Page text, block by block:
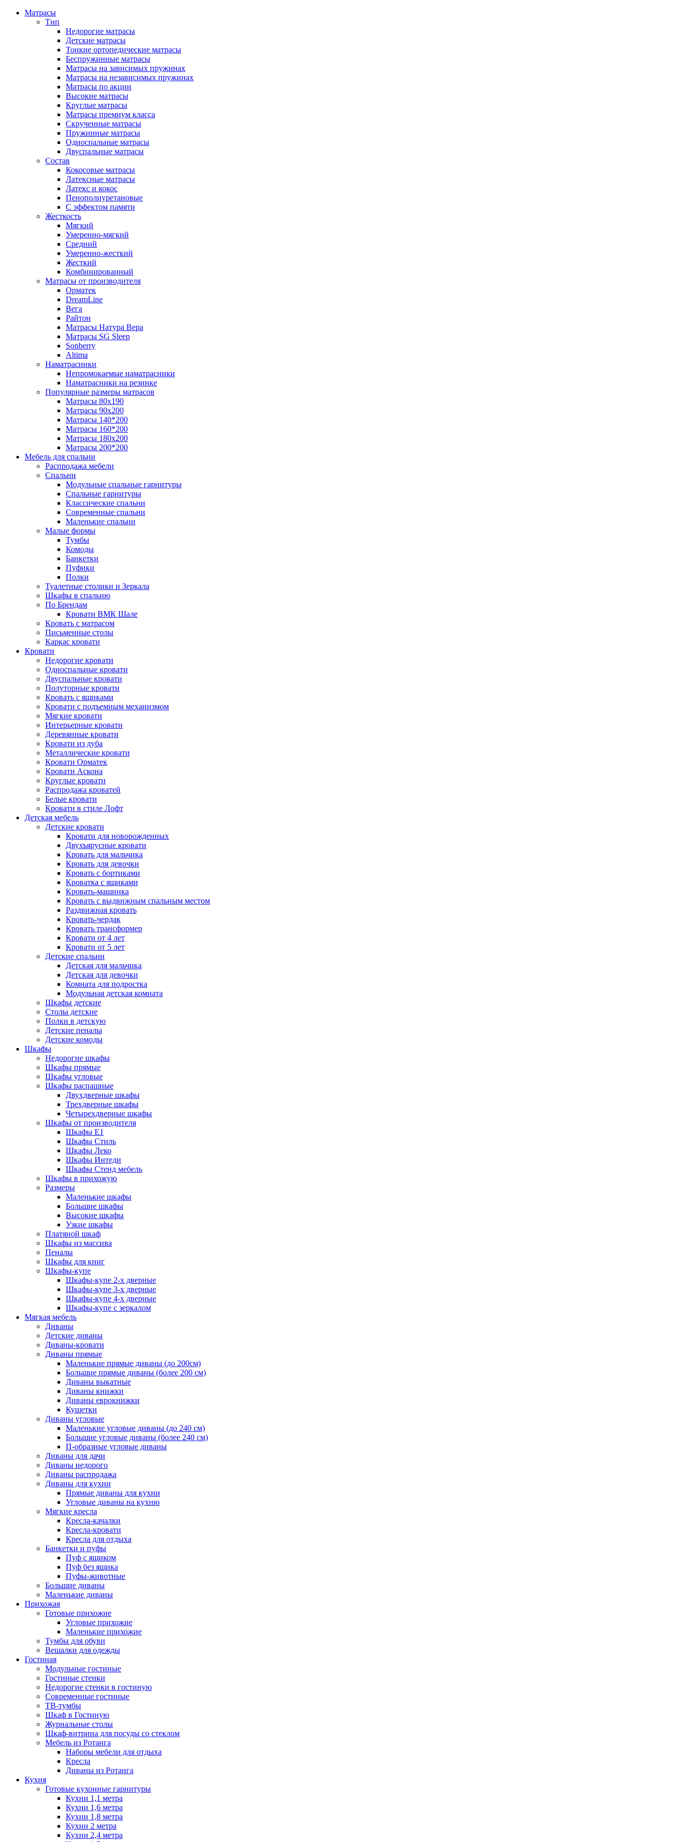
Матрасы
Тип
Недорогие матрасы
Детские матрасы
Тонкие ортопедические матрасы
Беспружинные матрасы
Матрасы на зависимых пружинах
Матрасы на независимых пружинах
Матрасы по акции
Высокие матрасы
Круглые матрасы
Матрасы премиум класса
Скрученные матрасы
Пружинные матрасы
Односпальные матрасы
Двуспальные матрасы
Состав
Кокосовые матрасы
Латексные матрасы
Латекс и кокос
Пенополиуретановые
С эффектом памяти
Жесткость
Мягкий
Умеренно-мягкий
Средний
Умеренно-жесткий
Жесткий
Комбинированный
Матрасы от производителя
Орматек
DreamLine
Вега
Райтон
Матрасы Натура Вера
Матрасы SG Sleep
Sonberry
Altima
Наматрасники
Непромокаемые наматрасники
Наматрасники на резинке
Популярные размеры матрасов
Матрасы 80x190
Матрасы 90x200
Матрасы 140*200
Матрасы 160*200
Матрасы 180x200
Матрасы 200*200
Мебель для спальни
Распродажа мебели
Спальни
Модульные спальные гарнитуры
Спальные гарнитуры
Классические спальни
Современные спальни
Маленькие спальни
Малые формы
Тумбы
Комоды
Банкетки
Пуфики
Полки
Туалетные столики и Зеркала
Шкафы в спальню
По Брендам
Кровати ВМК Шале
Кровать с матрасом
Письменные столы
Каркас кровати
Кровати
Недорогие кровати
Односпальные кровати
Двуспальные кровати
Полуторные кровати
Кровать с ящиками
Кровати с подъемным механизмом
Мягкие кровати
Интерьерные кровати
Деревянные кровати
Кровати из дуба
Металлические кровати
Кровати Орматек
Кровати Аскона
Круглые кровати
Распродажа кроватей
Белые кровати
Кровати в стиле Лофт
Детская мебель
Детские кровати
Кровати для новорожденных
Двухъярусные кровати
Кровать для мальчика
Кровать для девочки
Кровать с бортиками
Кроватка с ящиками
Кровать-машинка
Кровать с выдвижным спальным местом
Раздвижная кровать
Кровать-чердак
Кровать трансформер
Кровати от 4 лет
Кровати от 5 лет
Детские спальни
Детская для мальчика
Детская для девочки
Комната для подростка
Модульная детская комната
Шкафы детские
Столы детские
Полки в детскую
Детские пеналы
Детские комоды
Шкафы
Недорогие шкафы
Шкафы прямые
Шкафы угловые
Шкафы распашные
Двухдверные шкафы
Трехдверные шкафы
Четырехдверные шкафы
Шкафы от производителя
Шкафы E1
Шкафы Стиль
Шкафы Леко
Шкафы Интеди
Шкафы Стенд мебель
Шкафы в прихожую
Размеры
Маленькие шкафы
Большие шкафы
Высокие шкафы
Узкие шкафы
Платяной шкаф
Шкафы из массива
Пеналы
Шкафы для книг
Шкафы-купе
Шкафы-купе 2-х дверные
Шкафы-купе 3-х дверные
Шкафы-купе 4-х дверные
Шкафы-купе с зеркалом
Мягкая мебель
Диваны
Детские диваны
Диваны-кровати
Диваны прямые
Маленькие прямые диваны (до 200см)
Большие прямые диваны (более 200 см)
Диваны выкатные
Диваны книжки
Диваны еврокнижки
Кушетки
Диваны угловые
Маленькие угловые диваны (до 240 см)
Большие угловые диваны (более 240 см)
П-образные угловые диваны
Диваны для дачи
Диваны недорого
Диваны распродажа
Диваны для кухни
Прямые диваны для кухни
Угловые диваны на кухню
Мягкие кресла
Кресла-качалки
Кресла-кровати
Кресла для отдыха
Банкетки и пуфы
Пуф с ящиком
Пуф без ящика
Пуфы-животные
Большие диваны
Маленькие диваны
Прихожая
Готовые прихожие
Угловые прихожие
Маленькие прихожие
Тумбы для обуви
Вешалки для одежды
Гостиная
Модульные гостиные
Гостиные стенки
Недорогие стенки в гостиную
Современные гостиные
ТВ-тумбы
Шкаф в Гостиную
Журнальные столы
Шкаф-витрина для посуды со стеклом
Мебель из Ротанга
Наборы мебели для отдыха
Кресла
Диваны из Ротанга
Кухня
Готовые кухонные гарнитуры
Кухни 1,1 метра
Кухни 1,6 метра
Кухни 1,8 метра
Кухни 2 метра
Кухни 2,4 метра